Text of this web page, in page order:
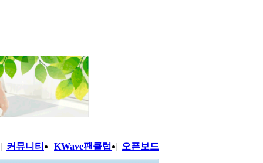
| 커뮤니티 | KWave팬클럽 | 오픈보드